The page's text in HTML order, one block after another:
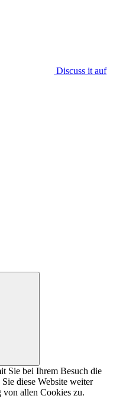
Discuss it auf
Sie bei Ihrem Besuch die
diese Website weiter
von allen Cookies zu.